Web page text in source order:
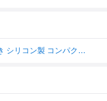
エレコム ELECOM Apple Watch アップルウォッチ 充電器スタンド 横置き シリコン製 コンパクト ブラック AW